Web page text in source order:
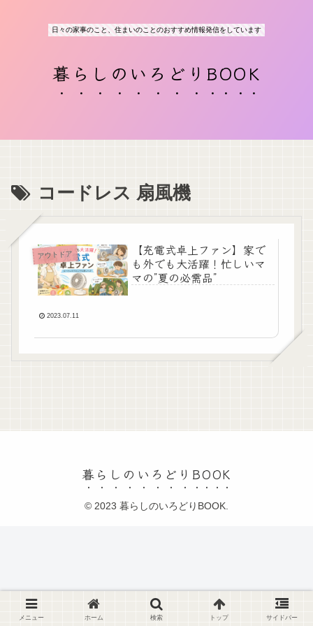
日々の家事のこと、住まいのことのおすすめ情報発信をしています
暮らしのいろどりBOOK
コードレス 扇風機
アウトドア
【充電式卓上ファン】家で
も外でも大活躍！忙しいマ
マの”夏の必需品”
2023.07.11
暮らしのいろどりBOOK
© 2023 暮らしのいろどりBOOK.
メニュー ホーム 検索 トップ サイドバー